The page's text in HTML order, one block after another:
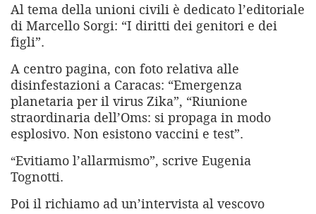
Al tema della unioni civili è dedicato l’editoriale
di Marcello Sorgi: “I diritti dei genitori e dei
figli”.
A centro pagina, con foto relativa alle
disinfestazioni a Caracas: “Emergenza
planetaria per il virus Zika”, “Riunione
straordinaria dell’Oms: si propaga in modo
esplosivo. Non esistono vaccini e test”.
“Evitiamo l’allarmismo”, scrive Eugenia
Tognotti.
Poi il richiamo ad un’intervista al vescovo